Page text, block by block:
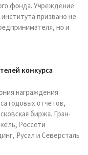
фонда. Учреждение
призвано не
но и
конкурса
награждения
годовых отчетов,
биржа. Гран-
Россети
Русал и Северсталь